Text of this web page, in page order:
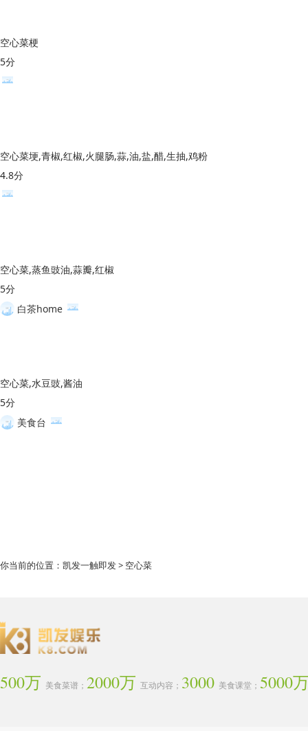
空心菜梗
5分
空心菜埂,青椒,红椒,火腿肠,蒜,油,盐,醋,生抽,鸡粉
4.8分
空心菜,蒸鱼豉油,蒜瓣,红椒
5分
白茶home
空心菜,水豆豉,酱油
5分
美食台
你当前的位置： 凯发一触即发> 空心菜
500万 美食菜谱； 2000万 互动内容； 3000 美食课堂； 5000